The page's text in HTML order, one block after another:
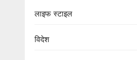
लाइफ स्टाइल
विदेश